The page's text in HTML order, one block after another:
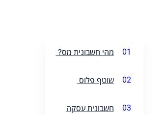
01 מהי חשבונית מס?
02 שוטף פלוס
03 חשבונית עסקה